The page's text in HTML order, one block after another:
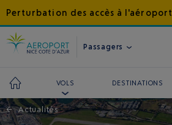
Perturbation des accès à l'aéroport
Passagers
VOLS DESTINATIONS
← Actualités